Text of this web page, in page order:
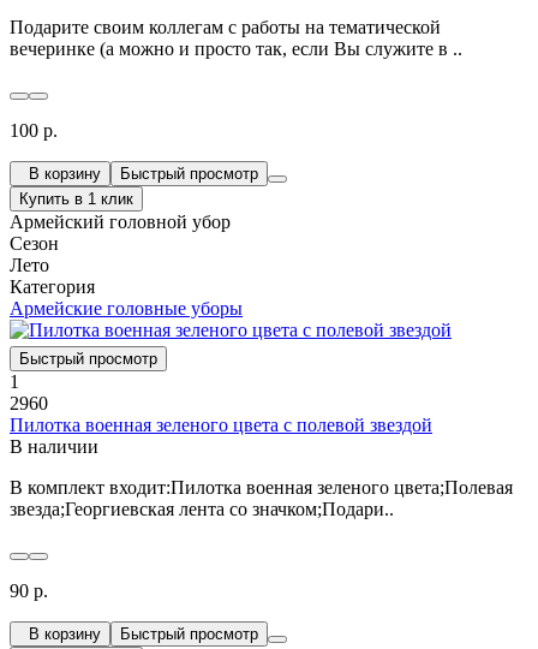
Подарите своим коллегам с работы на тематической
вечеринке (а можно и просто так, если Вы служите в ..
100 р.
В корзину
Быстрый просмотр
Купить в 1 клик
Армейский головной убор
Сезон
Лето
Категория
Армейские головные уборы
Быстрый просмотр
1
2960
Пилотка военная зеленого цвета с полевой звездой
В наличии
В комплект входит:Пилотка военная зеленого цвета;Полевая
звезда;Георгиевская лента со значком;Подари..
90 р.
В корзину Быстрый просмотр